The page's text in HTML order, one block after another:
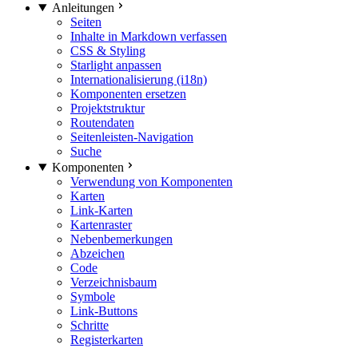
Anleitungen
Seiten
Inhalte in Markdown verfassen
CSS & Styling
Starlight anpassen
Internationalisierung (i18n)
Komponenten ersetzen
Projektstruktur
Routendaten
Seitenleisten-Navigation
Suche
Komponenten
Verwendung von Komponenten
Karten
Link-Karten
Kartenraster
Nebenbemerkungen
Abzeichen
Code
Verzeichnisbaum
Symbole
Link-Buttons
Schritte
Registerkarten